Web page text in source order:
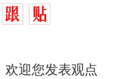
欢迎您发表观点